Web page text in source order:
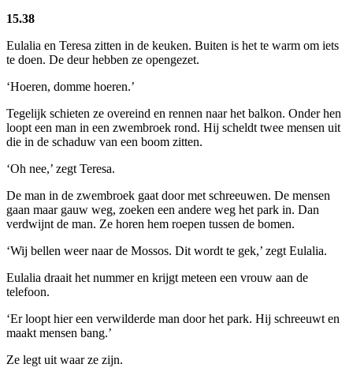
15.38
Eulalia en Teresa zitten in de keuken. Buiten is het te warm om iets
te doen. De deur hebben ze opengezet.
‘Hoeren, domme hoeren.’
Tegelijk schieten ze overeind en rennen naar het balkon. Onder hen
loopt een man in een zwembroek rond. Hij scheldt twee mensen uit
die in de schaduw van een boom zitten.
‘Oh nee,’ zegt Teresa.
De man in de zwembroek gaat door met schreeuwen. De mensen
gaan maar gauw weg, zoeken een andere weg het park in. Dan
verdwijnt de man. Ze horen hem roepen tussen de bomen.
‘Wij bellen weer naar de Mossos. Dit wordt te gek,’ zegt Eulalia.
Eulalia draait het nummer en krijgt meteen een vrouw aan de
telefoon.
‘Er loopt hier een verwilderde man door het park. Hij schreeuwt en
maakt mensen bang.’
Ze legt uit waar ze zijn.